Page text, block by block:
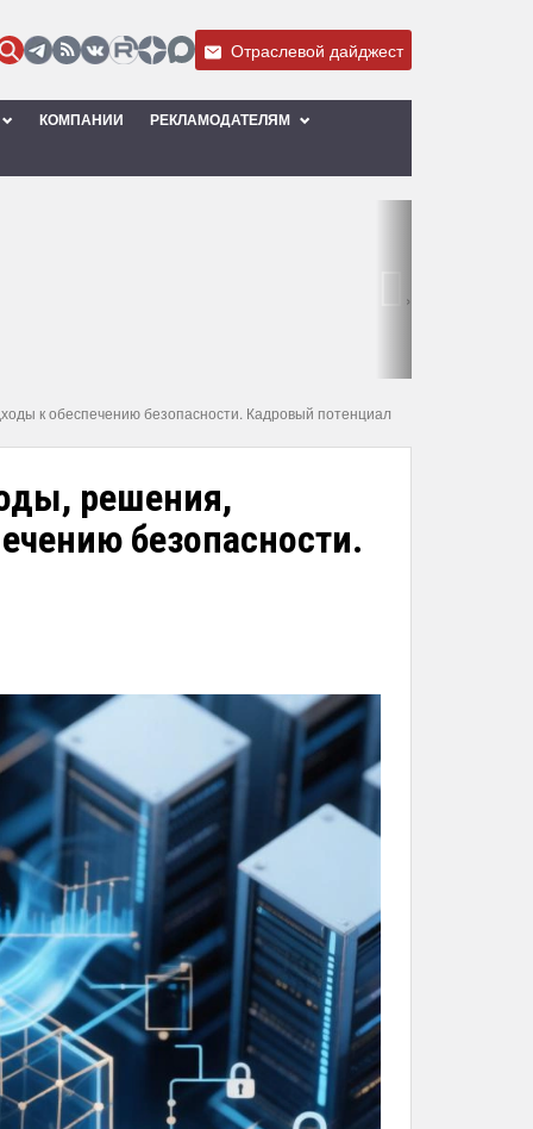
Отраслевой дайджест
КОМПАНИИ РЕКЛАМОДАТЕЛЯМ
›
к обеспечению безопасности. Кадровый потенциал
решения,
безопасности.